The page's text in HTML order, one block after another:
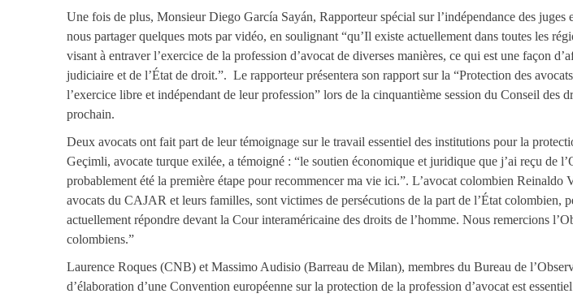
Une fois de plus, Monsieur Diego García Sayán, Rapporteur spécial sur l’indépendance des juges
nous partager quelques mots par vidéo, en soulignant “qu’Il existe actuellement dans toutes les
visant à entraver l’exercice de la profession d’avocat de diverses manières, ce qui est une façon
judiciaire et de l’État de droit.”. Le rapporteur présentera son rapport sur la “Protection des
l’exercice libre et indépendant de leur profession” lors de la cinquantième session du Conseil des
prochain.
Deux avocats ont fait part de leur témoignage sur le travail essentiel des institutions pour la
Geçimli, avocate turque exilée, a témoigné : “le soutien économique et juridique que j’ai reçu de
probablement été la première étape pour recommencer ma vie ici.”. L’avocat colombien Reinaldo
avocats du CAJAR et leurs familles, sont victimes de persécutions de la part de l’État colombien,
actuellement répondre devant la Cour interaméricaine des droits de l’homme. Nous remercions
colombiens.”
Laurence Roques (CNB) et Massimo Audisio (Barreau de Milan), membres du Bureau de
d’élaboration d’une Convention européenne sur la protection de la profession d’avocat est